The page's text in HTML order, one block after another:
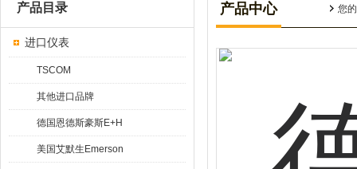
产品目录
进口仪表
TSCOM
其他进口品牌
德国恩德斯豪斯E+H
美国艾默生Emerson
产品中心 您